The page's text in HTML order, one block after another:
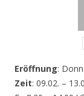
Eröffnung:
Zeit: 09.02. –